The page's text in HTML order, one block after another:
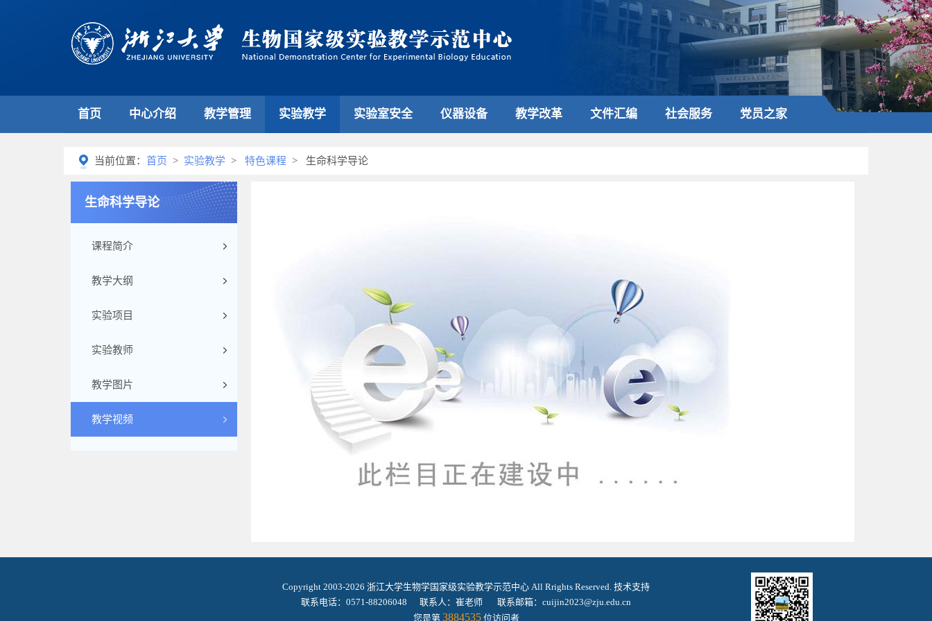
首页 中心介绍 教学管理 实验教学 实验室安全 仪器设备 教学改革 文件汇编 社会服务 党员之家
当前位置： 首页 > 实验教学 > 特色课程 > 生命科学导论
生命科学导论
课程简介
教学大纲
实验项目
实验教师
教学图片
教学视频
Copyright 2003-2026 浙江大学生物学国家级实验教学示范中心 All Rrights Reserved. 技术支持
联系电话：0571-88206048 联系人：崔老师 联系邮箱：cuijin2023@zju.edu.cn
您是第 3884535位访问者